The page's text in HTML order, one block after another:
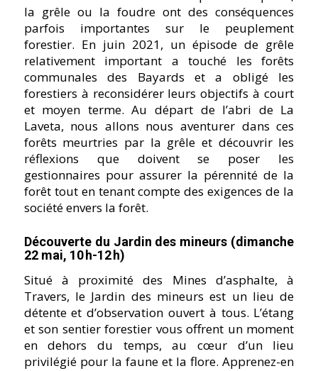
la grêle ou la foudre ont des conséquences
parfois importantes sur le peuplement
forestier. En juin 2021, un épisode de grêle
relativement important a touché les forêts
communales des Bayards et a obligé les
forestiers à reconsidérer leurs objectifs à court
et moyen terme. Au départ de l’abri de La
Laveta, nous allons nous aventurer dans ces
forêts meurtries par la grêle et découvrir les
réflexions que doivent se poser les
gestionnaires pour assurer la pérennité de la
forêt tout en tenant compte des exigences de la
société envers la forêt.
Découverte du Jardin des mineurs (dimanche
22 mai, 10 h-12 h)
Situé à proximité des Mines d’asphalte, à
Travers, le Jardin des mineurs est un lieu de
détente et d’observation ouvert à tous. L’étang
et son sentier forestier vous offrent un moment
en dehors du temps, au cœur d’un lieu
privilégié pour la faune et la flore. Apprenez-en